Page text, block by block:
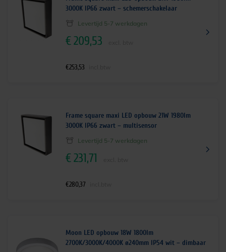
3000K IP66 zwart – schemerschakelaar
Levertijd 5-7 werkdagen
€209,53
€253,53
Frame square maxi LED opbouw 21W 1980lm
3000K IP66 zwart – multisensor
Levertijd 5-7 werkdagen
€231,71
€280,37
Moon LED opbouw 18W 1800lm
2700K/3000K/4000K ø240mm IP54 wit – dimbaar